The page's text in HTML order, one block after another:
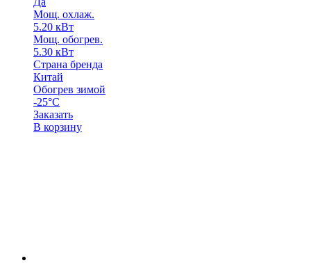
Мощ. охлаж.
5.20 кВт
Мощ. обогрев.
5.30 кВт
Страна бренда
Китай
Обогрев зимой
-25°C
Заказать
В корзину